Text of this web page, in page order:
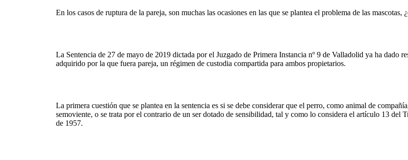
En los casos de ruptura de la pareja, son muchas las ocasiones en las que se plantea el problema de las mascotas,
La Sentencia de 27 de mayo de 2019 dictada por el Juzgado de Primera Instancia nº 9 de Valladolid ya ha dado
adquirido por la que fuera pareja, un régimen de custodia compartida para ambos propietarios.
La primera cuestión que se plantea en la sentencia es si se debe considerar que el perro, como animal de
semoviente, o se trata por el contrario de un ser dotado de sensibilidad, tal y como lo considera el artículo 13 del
de 1957.